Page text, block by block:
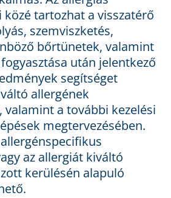
tartozhat a visszatérő
szemviszketés,
bőrtünetek, valamint
után jelentkező
segítséget
allergének
valamint a további kezelési
megtervezésében.
az allergiát kiváltó
kerülésén alapuló